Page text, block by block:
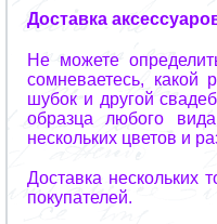
Доставка
Не можете
сомневаетесь, какой
шубок и другой
образца любого
нескольких цветов и
Доставка нескольких
покупателей.